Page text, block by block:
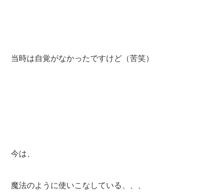
当時は自覚がなかったですけど（苦笑）
今は、
魔法のように使いこなしている、、、